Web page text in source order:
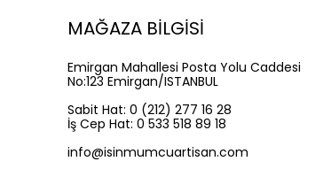
MAĞAZA BİLGİSİ
Emirgan Mahallesi Posta Yolu Caddesi
No:123 Emirgan/ISTANBUL
Sabit Hat: 0 (212) 277 16 28
İş Cep Hat: 0 533 518 89 18
info@isinmumcuartisan.com